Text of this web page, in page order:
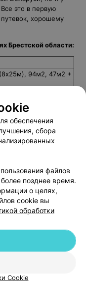
это в первую
хорошему
Брестской области:
94м2, 47м2 +
водой 180 м2
м
санаторий.
о каждом из
и графики
и живописные
отдыхом в
обеспечения
сбора
файлов
позднее время.
о целях,
cookie вы
обработки
Cookie